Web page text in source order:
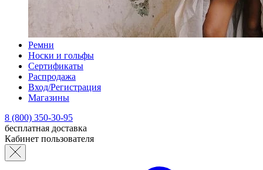
Ремни
Носки и гольфы
Сертификаты
Распродажа
Вход/Регистрация
Магазины
8 (800) 350-30-95
бесплатная доставка
Кабинет пользователя